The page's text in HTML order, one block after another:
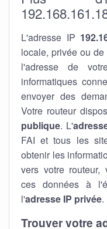
L'adresse IP
locale, privée ou
l'adresse de
informatiques
envoyer des
Votre routeur
publique. L'
FAI et tous les
obtenir les
vers votre routeur,
ces données à
l'adresse IP privée.
Trouver votre